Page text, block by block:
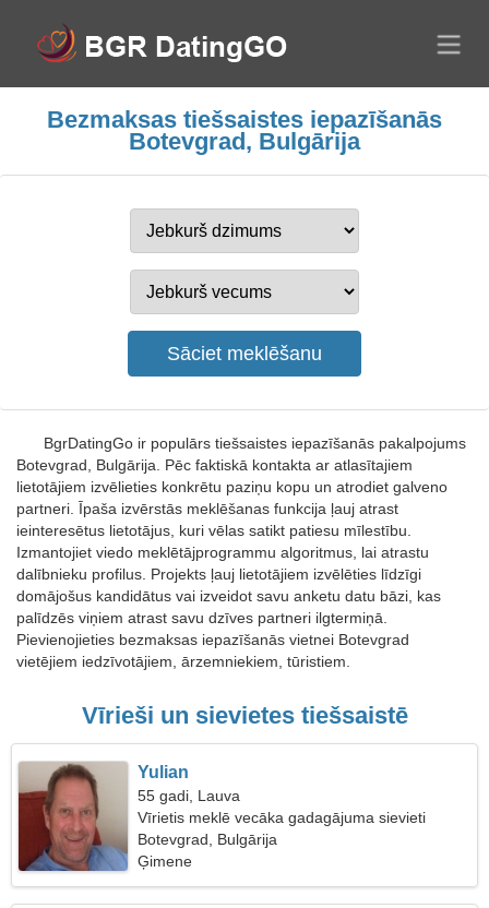
Bezmaksas tiešsaistes iepazīšanās
Botevgrad, Bulgārija
BgrDatingGo ir populārs tiešsaistes iepazīšanās pakalpojums
Botevgrad, Bulgārija. Pēc faktiskā kontakta ar atlasītajiem
lietotājiem izvēlieties konkrētu paziņu kopu un atrodiet galveno
partneri. Īpaša izvērstās meklēšanas funkcija ļauj atrast
ieinteresētus lietotājus, kuri vēlas satikt patiesu mīlestību.
Izmantojiet viedo meklētājprogrammu algoritmus, lai atrastu
dalībnieku profilus. Projekts ļauj lietotājiem izvēlēties līdzīgi
domājošus kandidātus vai izveidot savu anketu datu bāzi, kas
palīdzēs viņiem atrast savu dzīves partneri ilgtermiņā.
Pievienojieties bezmaksas iepazīšanās vietnei Botevgrad
vietējiem iedzīvotājiem, ārzemniekiem, tūristiem.
Vīrieši un sievietes tiešsaistē
Yulian
55 gadi, Lauva
Vīrietis meklē vecāka gadagājuma sievieti
Botevgrad, Bulgārija
Ģimene